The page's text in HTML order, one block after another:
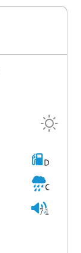
D
C
71